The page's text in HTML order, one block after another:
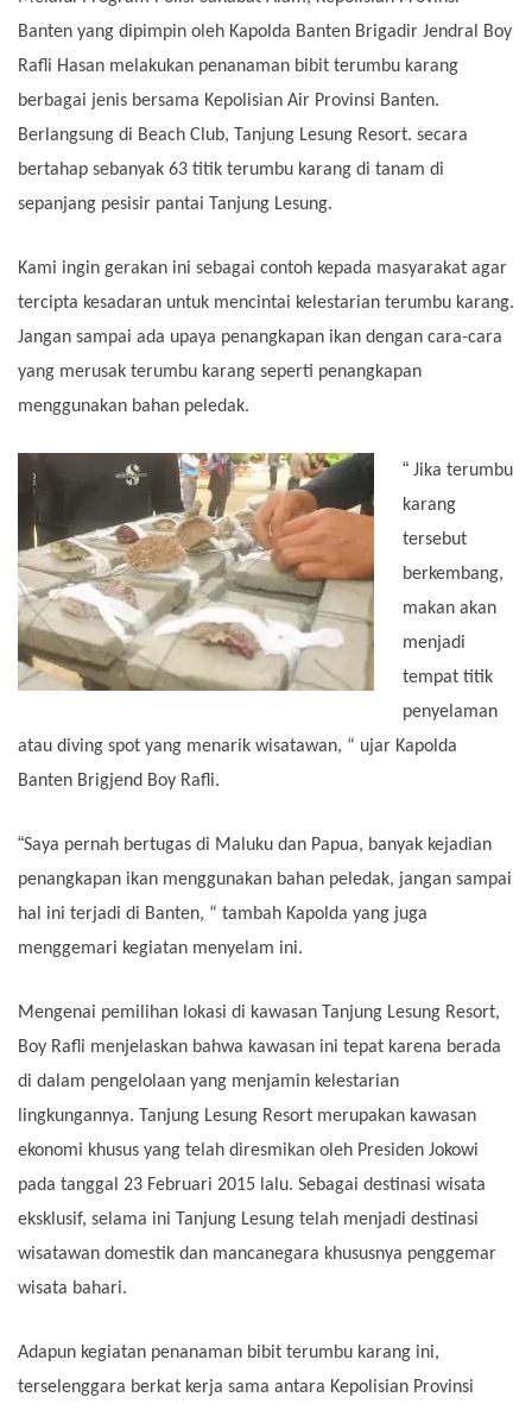
Banten yang dipimpin oleh Kapolda Banten Brigadir Jendral Boy
Rafli Hasan melakukan penanaman bibit terumbu karang
berbagai jenis bersama Kepolisian Air Provinsi Banten.
Berlangsung di Beach Club, Tanjung Lesung Resort. secara
bertahap sebanyak 63 titik terumbu karang di tanam di
sepanjang pesisir pantai Tanjung Lesung.
Kami ingin gerakan ini sebagai contoh kepada masyarakat agar
tercipta kesadaran untuk mencintai kelestarian terumbu karang.
Jangan sampai ada upaya penangkapan ikan dengan cara-cara
yang merusak terumbu karang seperti penangkapan
menggunakan bahan peledak.
“ Jika terumbu
karang
tersebut
berkembang,
makan akan
menjadi
tempat titik
penyelaman
atau diving spot yang menarik wisatawan, “ ujar Kapolda
Banten Brigjend Boy Rafli.
“Saya pernah bertugas di Maluku dan Papua, banyak kejadian
penangkapan ikan menggunakan bahan peledak, jangan sampai
hal ini terjadi di Banten, “ tambah Kapolda yang juga
menggemari kegiatan menyelam ini.
Mengenai pemilihan lokasi di kawasan Tanjung Lesung Resort,
Boy Rafli menjelaskan bahwa kawasan ini tepat karena berada
di dalam pengelolaan yang menjamin kelestarian
lingkungannya. Tanjung Lesung Resort merupakan kawasan
ekonomi khusus yang telah diresmikan oleh Presiden Jokowi
pada tanggal 23 Februari 2015 lalu. Sebagai destinasi wisata
eksklusif, selama ini Tanjung Lesung telah menjadi destinasi
wisatawan domestik dan mancanegara khususnya penggemar
wisata bahari.
Adapun kegiatan penanaman bibit terumbu karang ini,
terselenggara berkat kerja sama antara Kepolisian Provinsi